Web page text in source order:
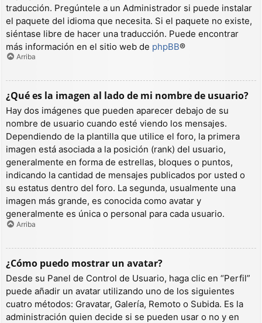
traducción. Pregúntele a un Administrador si puede instalar
el paquete del idioma que necesita. Si el paquete no existe,
siéntase libre de hacer una traducción. Puede encontrar
más información en el sitio web de phpBB®
Arriba
¿Qué es la imagen al lado de mi nombre de usuario?
Hay dos imágenes que pueden aparecer debajo de su
nombre de usuario cuando esté viendo los mensajes.
Dependiendo de la plantilla que utilice el foro, la primera
imagen está asociada a la posición (rank) del usuario,
generalmente en forma de estrellas, bloques o puntos,
indicando la cantidad de mensajes publicados por usted o
su estatus dentro del foro. La segunda, usualmente una
imagen más grande, es conocida como avatar y
generalmente es única o personal para cada usuario.
Arriba
¿Cómo puedo mostrar un avatar?
Desde su Panel de Control de Usuario, haga clic en “Perfil”
puede añadir un avatar utilizando uno de los siguientes
cuatro métodos: Gravatar, Galería, Remoto o Subida. Es la
administración quien decide si se pueden usar o no y en